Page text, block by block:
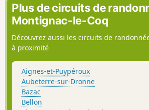
Plus de circuits de
Montignac-le-Coq
Découvrez aussi les circuits de
à proximité
Aignes-et-Puypéroux
Aubeterre-sur-Dronne
Bazac
Bellon